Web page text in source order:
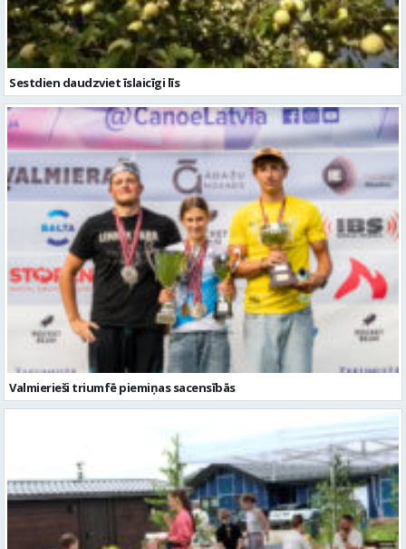
Sestdien daudzviet īslaicīgi līs
Valmierieši triumfē piemiņas sacensībās